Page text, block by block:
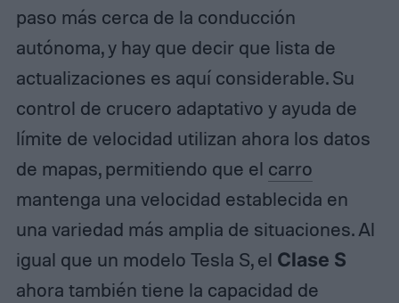
paso más cerca de la conducción
autónoma, y hay que decir que lista de
actualizaciones es aquí considerable. Su
control de crucero adaptativo y ayuda de
límite de velocidad utilizan ahora los datos
de mapas, permitiendo que el carro
mantenga una velocidad establecida en
una variedad más amplia de situaciones. Al
igual que un modelo Tesla S, el Clase S
ahora también tiene la capacidad de